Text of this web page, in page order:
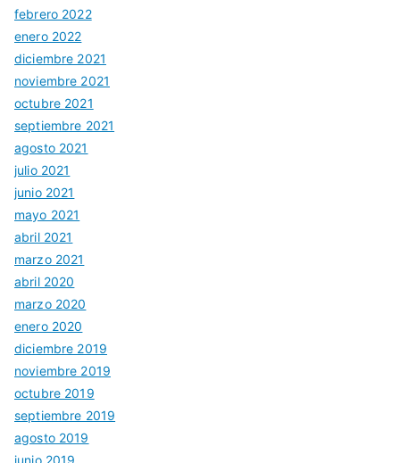
febrero 2022
enero 2022
diciembre 2021
noviembre 2021
octubre 2021
septiembre 2021
agosto 2021
julio 2021
junio 2021
mayo 2021
abril 2021
marzo 2021
abril 2020
marzo 2020
enero 2020
diciembre 2019
noviembre 2019
octubre 2019
septiembre 2019
agosto 2019
junio 2019